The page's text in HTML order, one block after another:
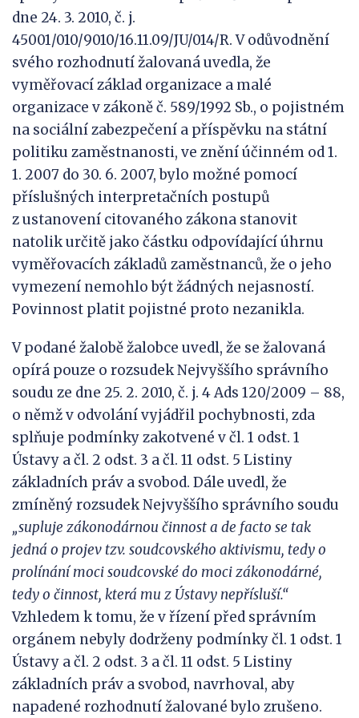
dne 24. 3. 2010, č. j.
45001/010/9010/16.11.09/JU/014/R. V odůvodnění
svého rozhodnutí žalovaná uvedla, že
vyměřovací základ organizace a malé
organizace v zákoně č. 589/1992 Sb., o pojistném
na sociální zabezpečení a příspěvku na státní
politiku zaměstnanosti, ve znění účinném od 1.
1. 2007 do 30. 6. 2007, bylo možné pomocí
příslušných interpretačních postupů
z ustanovení citovaného zákona stanovit
natolik určitě jako částku odpovídající úhrnu
vyměřovacích základů zaměstnanců, že o jeho
vymezení nemohlo být žádných nejasností.
Povinnost platit pojistné proto nezanikla.
V podané žalobě žalobce uvedl, že se žalovaná
opírá pouze o rozsudek Nejvyššího správního
soudu ze dne 25. 2. 2010, č. j. 4 Ads 120/2009 – 88,
o němž v odvolání vyjádřil pochybnosti, zda
splňuje podmínky zakotvené v čl. 1 odst. 1
Ústavy a čl. 2 odst. 3 a čl. 11 odst. 5 Listiny
základních práv a svobod. Dále uvedl, že
zmíněný rozsudek Nejvyššího správního soudu
„supluje zákonodárnou činnost a de facto se tak
jedná o projev tzv. soudcovského aktivismu, tedy o
prolínání moci soudcovské do moci zákonodárné,
tedy o činnost, která mu z Ústavy nepřísluší.“
Vzhledem k tomu, že v řízení před správním
orgánem nebyly dodrženy podmínky čl. 1 odst. 1
Ústavy a čl. 2 odst. 3 a čl. 11 odst. 5 Listiny
základních práv a svobod, navrhoval, aby
napadené rozhodnutí žalované bylo zrušeno.